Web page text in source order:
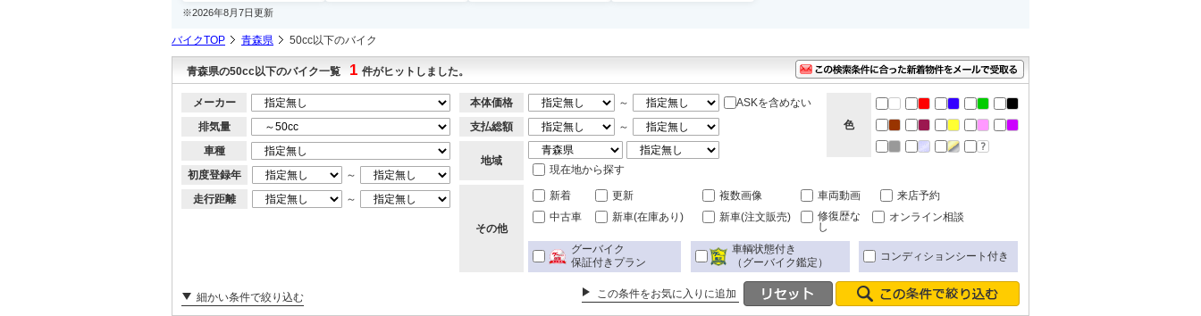
※2026年8月7日更新
バイクTOP 青森県 50cc以下のバイク
青森県の50cc以下のバイク一覧 1 件がヒットしました。
メーカー
排気量
車種
初度登録年
～
走行距離
～
本体価格 ～
ASKを含めない
支払総額
～
地域
現在地から探す
色
その他
新着 更新 複数画像 車両動画
来店予約
中古車
新車(在庫あり) 新車(注文販売)
修復歴な
し
オンライン相談
グーバイク
保証付きプラン
車輌状態付き
（グーバイク鑑定）
コンディションシート付き
細かい条件で絞り込む この条件をお気に入りに追加